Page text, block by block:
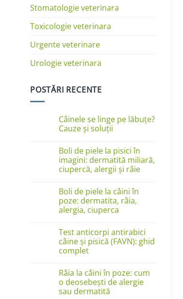
Stomatologie veterinara
Toxicologie veterinara
Urgente veterinare
Urologie veterinara
POSTĂRI RECENTE
Câinele se linge pe lăbuțe?
Cauze și soluții
comentariu
la
Câinele
se
linge
Cauze
și
soluții
Boli de piele la pisici în
imagini: dermatită miliară,
ciupercă, alergii și râie
comentariu
la
Boli
de
piele
în
imagini:
dermatită
miliară,
ciupercă,
și
râie
Boli de piele la câini în
poze: dermatita, râia,
alergia, ciuperca
la
Boli
de
piele
în
poze:
dermatita,
râia,
alergia,
Test anticorpi antirabici
câine și pisică (FAVN): ghid
complet
comentariu
la
Test
anticorpi
antirabici
Râia la câini în poze: cum
o deosebești de alergie
sau dermatită